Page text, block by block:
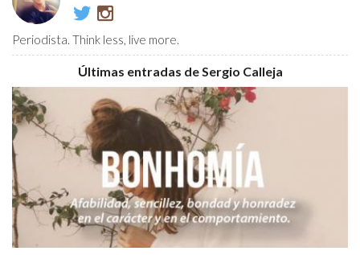
@CallejovicDos10
callejovic
Periodista. Think less, live more.
Últimas entradas de Sergio Calleja